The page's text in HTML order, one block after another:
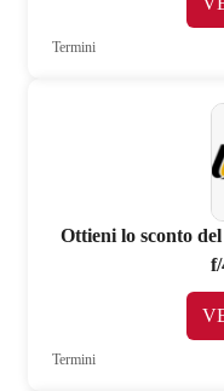
Termini
Ottieni lo sconto
Termini